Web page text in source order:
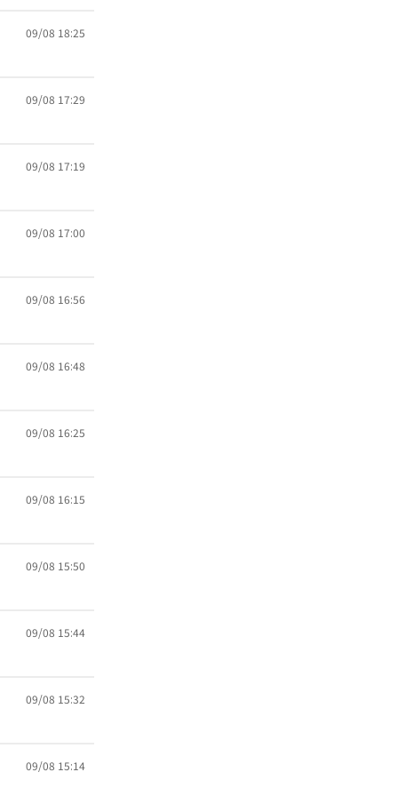
09/08 18:25
09/08 17:29
09/08 17:19
09/08 17:00
09/08 16:56
09/08 16:48
09/08 16:25
09/08 16:15
09/08 15:50
09/08 15:44
09/08 15:32
09/08 15:14